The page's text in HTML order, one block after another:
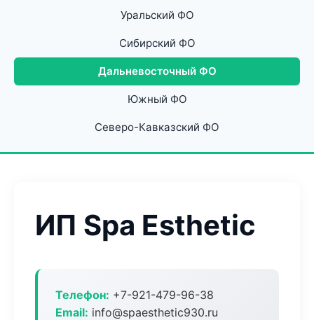
Уральский ФО
Сибирский ФО
Дальневосточный ФО
Южный ФО
Северо-Кавказский ФО
ИП Spa Esthetic
Телефон: +7-921-479-96-38
Email: info@spaesthetic930.ru